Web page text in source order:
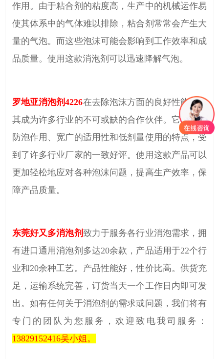
作用。 由于粘合剂的粘度高，生产中的机械运作易
使其体系中的气体难以排除，粘合剂 常常会产生大
量的气泡。而这些泡沫可能会影响到工作效率和成
品质量。使用这款消泡剂 可以迅速降解气泡。
罗地亚消泡剂4226在去除泡沫方面的 良好性能，使
其成为许多行业的不可或缺的合作伙伴。它的良好
防泡作用、 宽广的适用性和低剂量使用的特点，受
到了许多行业厂家的一致好评。使用这款产品可以
更加轻松地应对各种泡沫问题，提高生产效率，保
障产品质量。
东莞好又多消泡剂致力于服务各行业消泡需求，拥
有进口通用消泡剂多达20余款，产品适用于22个行
业和20余种工艺。产品性能好，性价比高。供货充
足，运输系统完善，订货当天一个工作日内即可发
出。如有任何关于消泡剂的需求或问题，我们将有
专门的团队为您服务，欢迎致电我司服务：
13829152416吴小姐。